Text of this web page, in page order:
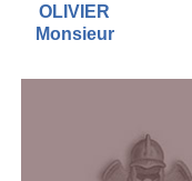
OLIVIER
Monsieur